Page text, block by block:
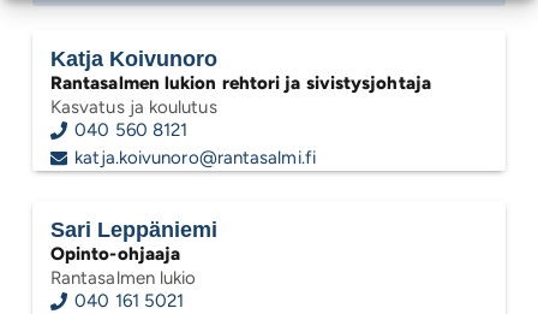
Katja Koivunoro
Rantasalmen lukion rehtori ja sivistysjohtaja
Kasvatus ja koulutus
040 560 8121
katja.koivunoro@rantasalmi.fi
Sari Leppäniemi
Opinto-ohjaaja
Rantasalmen lukio
040 161 5021